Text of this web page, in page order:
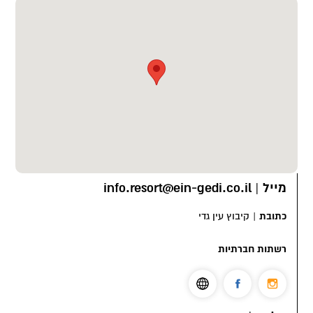
ובאובב קטן שנשתל ממש במרכזו.
מייל |
info.resort@ein-gedi.co.il
כתובת | קיבוץ עין גדי
רשתות חברתיות